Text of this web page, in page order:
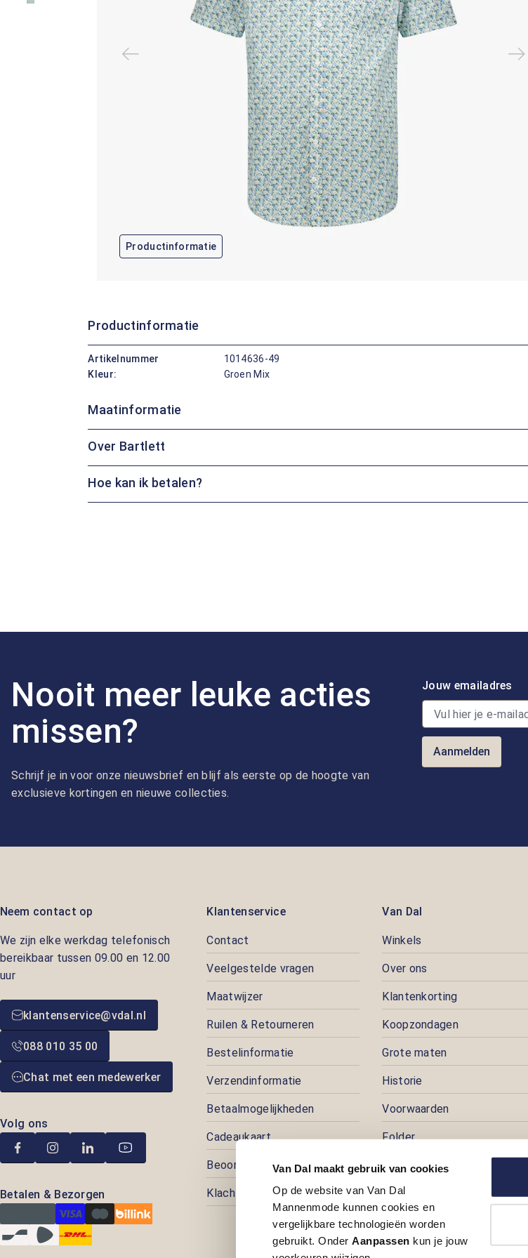
Van Dal maakt gebruik van cookies
Op de website van Van Dal
Mannenmode kunnen cookies en
vergelijkbare technologieën worden
gebruikt. OnderAanpassen kun je jouw
Productinformatie
Productinformatie
Artikelnummer
1014636-49
Kleur:
Groen Mix
Maatinformatie
Over Bartlett
Hoe kan ik betalen?
Nooit meer leuke acties
missen?
Schrijf je in voor onze nieuwsbrief en blijf als eerste op de hoogte van
exclusieve kortingen en nieuwe collecties.
Jouw emailadres
Aanmelden
Neem contact op
We zijn elke werkdag telefonisch
bereikbaar tussen 09.00 en 12.00
uur
klantenservice@vdal.nl
088 010 35 00
Chat met een medewerker
Volg ons
Betalen & Bezorgen
Klantenservice
Contact
Veelgestelde vragen
Maatwijzer
Ruilen & Retourneren
Bestelinformatie
Verzendinformatie
Betaalmogelijkheden
Cadeaukaart
Beoordelingen
Klachtenafhandeling
Van Dal
Winkels
Over ons
Klantenkorting
Koopzondagen
Grote maten
Historie
Voorwaarden
Folder
Pers
Prijspuzzel
Vacatures